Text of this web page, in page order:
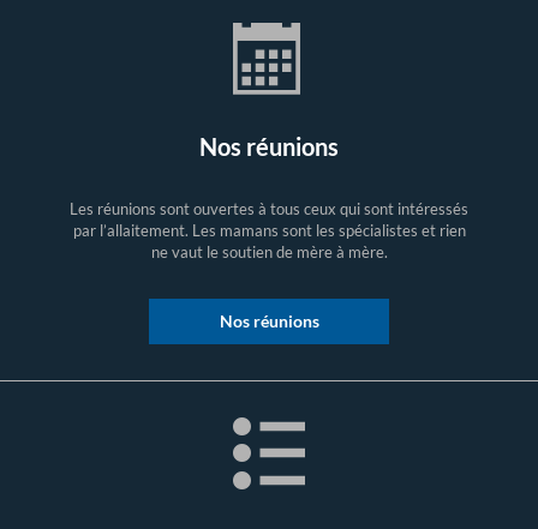
Nos réunions
Les réunions sont ouvertes à tous ceux qui sont intéressés
par l’allaitement. Les mamans sont les spécialistes et rien
ne vaut le soutien de mère à mère.
Nos réunions